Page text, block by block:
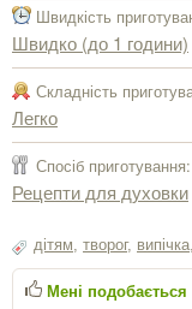
Швидкість
Швидко (до 1 години)
Складність
Легко
Спосіб приготування:
Рецепти для духовки
дітям, творог, випічка,
Мені подобається